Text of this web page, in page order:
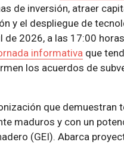
de inversión, atraer
y el despliegue de
2026, a las 17:00 horas
informativaque
los acuerdos de
que demuestran
maduros y con un
(GEI). Abarca